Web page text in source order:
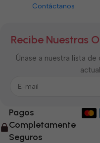
Contáctanos
Recibe Nuestras
Únase a nuestra lista
Pagos
Completamente
Seguros